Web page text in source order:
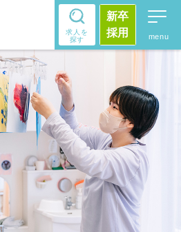
求人を
探す
新卒
採用